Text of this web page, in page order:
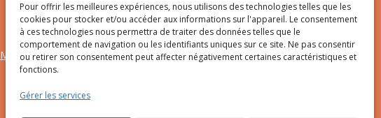
Pour offrir les meilleures expériences, nous utilisons des technologies telles que les
cookies pour stocker et/ou accéder aux informations sur l'appareil. Le consentement
à ces technologies nous permettra de traiter des données telles que le
comportement de navigation ou les identifiants uniques sur ce site. Ne pas consentir
ou retirer son consentement peut affecter négativement certaines caractéristiques et
fonctions.
Gérer les services
Mention Légales